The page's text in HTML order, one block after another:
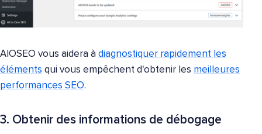
AIOSEO vous aidera à diagnostiquer rapidement les
éléments qui vous empêchent d'obtenir les meilleures
performances SEO.
3. Obtenir des informations de débogage